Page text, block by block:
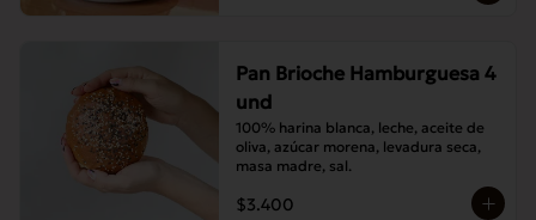
Pan Brioche Hamburguesa 4
und
100% harina blanca, leche, aceite de
oliva, azúcar morena, levadura seca,
masa madre, sal.
$3.400